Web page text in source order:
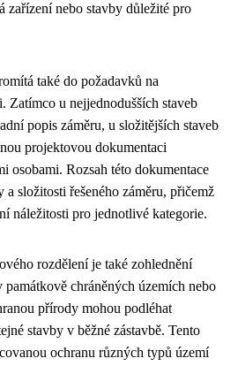
zařízení nebo stavby důležité pro
také do požadavků na
Zatímco u nejjednodušších staveb
popis záměru, u složitějších staveb
projektovou dokumentaci
osobami. Rozsah této dokumentace
složitosti řešeného záměru, přičemž
náležitosti pro jednotlivé kategorie.
rozdělení je také zohlednění
chráněných územích nebo
přírody mohou podléhat
stavby v běžné zástavbě. Tento
ochranu různých typů území